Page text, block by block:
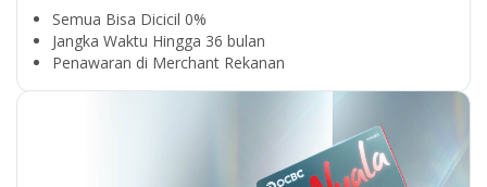
Semua Bisa Dicicil 0%
Jangka Waktu Hingga 36 bulan
Penawaran di Merchant Rekanan